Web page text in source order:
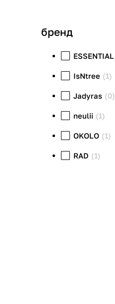
бренд
ESSENTIAL
IsNtree (1)
Jadyras (0)
neulii (1)
OKOLO (1)
RAD (1)